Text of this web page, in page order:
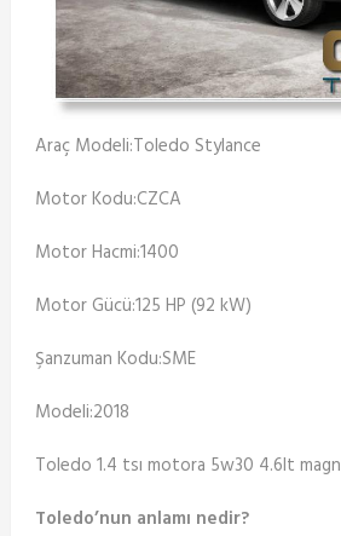
Araç Modeli:Toledo Stylance
Motor Kodu:CZCA
Motor Hacmi:1400
Motor Gücü:125 HP (92 kW)
Şanzuman Kodu:SME
Modeli:2018
Toledo 1.4 tsı motora 5w30 4.6lt
Toledo’nun anlamı nedir?